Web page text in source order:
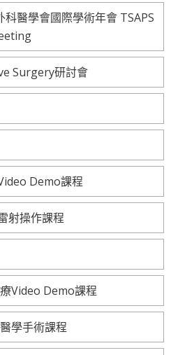
醫學會國際學術年會 TSAPS
Surgery研討會
Demo課程
射操作課程
Video Demo課程
學手術課程